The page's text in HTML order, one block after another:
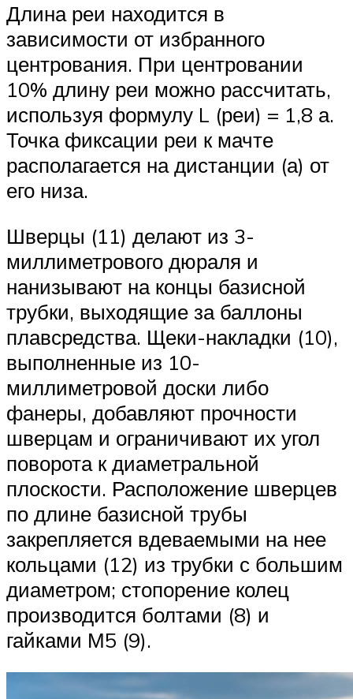
Длина реи находится в
зависимости от избранного
центрования. При центровании
10% длину реи можно рассчитать,
используя формулу L (реи) = 1,8 а.
Точка фиксации реи к мачте
располагается на дистанции (а) от
его низа.
Шверцы (11) делают из 3-
миллиметрового дюраля и
нанизывают на концы базисной
трубки, выходящие за баллоны
плавсредства. Щеки-накладки (10),
выполненные из 10-
миллиметровой доски либо
фанеры, добавляют прочности
шверцам и ограничивают их угол
поворота к диаметральной
плоскости. Расположение шверцев
по длине базисной трубы
закрепляется вдеваемыми на нее
кольцами (12) из трубки с большим
диаметром; стопорение колец
производится болтами (8) и
гайками М5 (9).